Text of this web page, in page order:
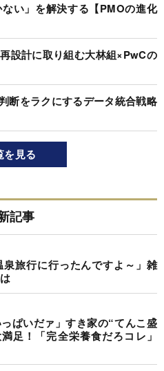
ない」を解決する【PMOの進化
設計に取り組む大林組×PwCの
断をラクにするデータ統合戦略
を見る
記事
旅行に行ったんですよ～」雑
ぱいだァ」すき家の“てんこ盛
足！「完全栄養食だろコレ」